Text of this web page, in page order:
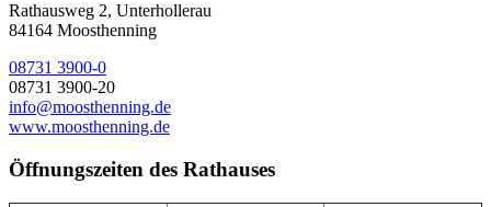
Rathausweg 2, Unterhollerau
84164 Moosthenning
08731 3900-0
08731 3900-20
info@moosthenning.de
www.moosthenning.de
Öffnungszeiten des Rathauses